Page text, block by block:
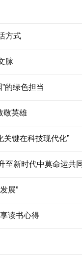
方式
脉
的绿色担当
敬英雄
关键在科技现代化”
至新时代中莫命运共
展”
读书心得